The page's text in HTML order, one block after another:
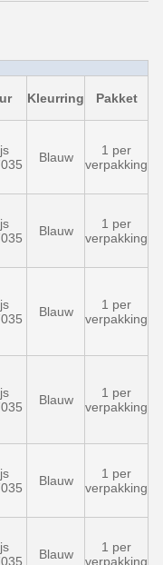
Kleurring Pakket
Blauw
1 per
verpakking
Blauw
1 per
verpakking
Blauw
1 per
verpakking
Blauw
1 per
verpakking
Blauw
1 per
verpakking
Blauw
1 per
verpakking